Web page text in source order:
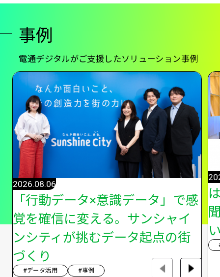
事例
電通デジタルがご支援したソリューション事例
「行動データ×意識データ」で感
覚を確信に変える。サンシャイ
ンシティが挑むデータ起点の街
づくり
2026.08.06
#データ活用 #事例